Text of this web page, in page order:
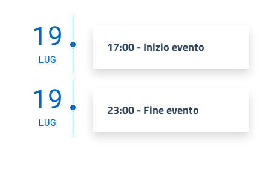
19
LUG
17:00 - Inizio evento
19
LUG
23:00 - Fine evento